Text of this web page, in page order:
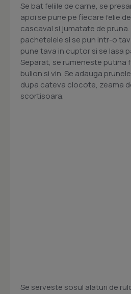
Se bat feliile de carne, se
apoi se pune pe fiecare felie
cascaval si jumatate de pruna.
pachetelele si se pun intr-o
pune tava in cuptor si se lasa
Separat, se rumeneste putina
bulion si vin. Se adauga
dupa cateva clocote, zeama
scortisoara.
Se serveste sosul alaturi de